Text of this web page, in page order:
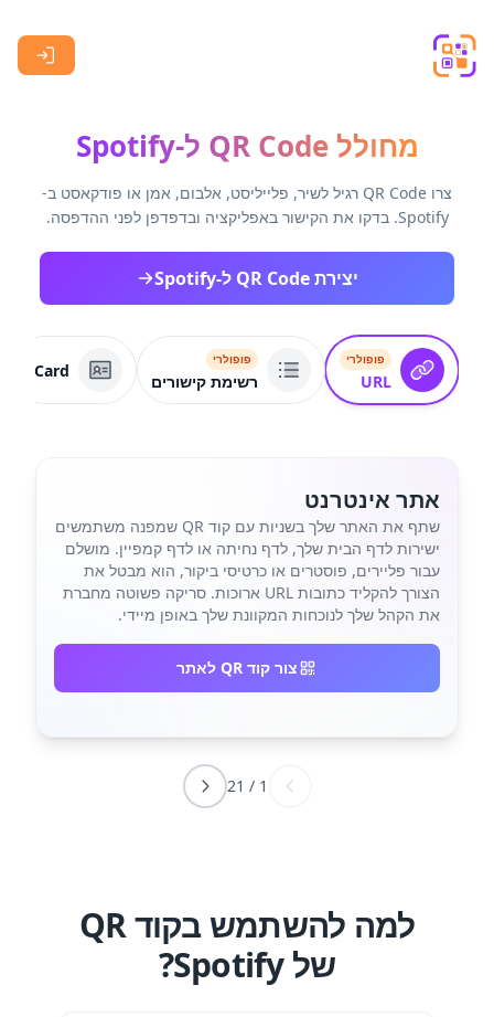
מחולל QR Code ל-Spotify
צרו QR Code רגיל לשיר, פלייליסט, אלבום, אמן או פודקאסט ב-
Spotify. בדקו את הקישור באפליקציה ובדפדפן לפני ההדפסה.
יצירת QR Code ל-Spotify
פופולרי
URL
פופולרי
רשימת קישורים
VCard
אתר אינטרנט
שתף את האתר שלך בשניות עם קוד QR שמפנה משתמשים
ישירות לדף הבית שלך, לדף נחיתה או לדף קמפיין. מושלם
עבור פליירים, פוסטרים או כרטיסי ביקור, הוא מבטל את
הצורך להקליד כתובות URL ארוכות. סריקה פשוטה מחברת
את הקהל שלך לנוכחות המקוונת שלך באופן מיידי.
צור קוד QR לאתר
1
/
21
למה להשתמש בקוד QR
של Spotify?